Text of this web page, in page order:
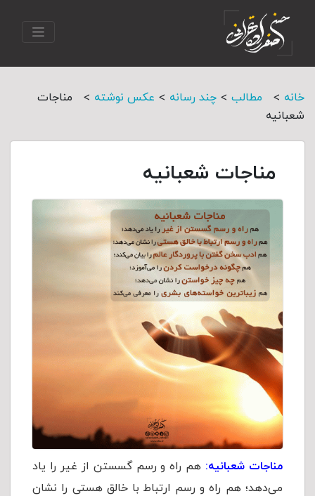
خانه > مطالب > چند رسانه > عکس نوشته >
مناجات
شعبانيه
مناجات شعبانيه
مناجات شعبانیه: هم راه و رسم گسستن از غیر را یاد
می‌دهد؛ هم راه و رسم ارتباط با خالق هستی را نشان